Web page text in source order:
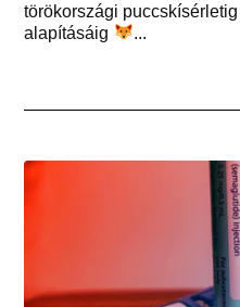
törökországi puccskísérletig
alapításáig
...